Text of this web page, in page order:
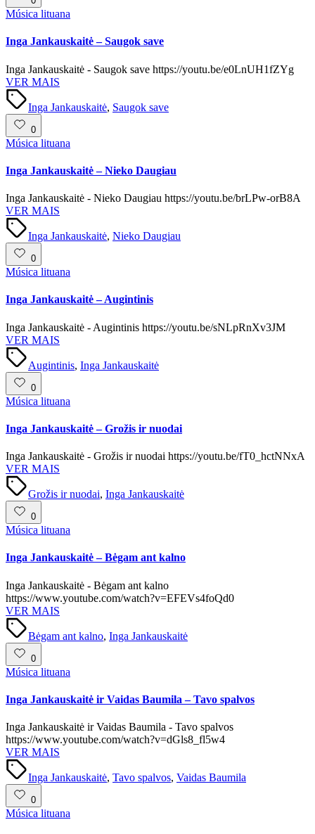
Posted
Música lituana
Inga Jankauskaitė – Saugok save
Inga Jankauskaitė - Saugok save https://youtu.be/e0LnUH1fZYg
VER MAIS
Tags:
Inga Jankauskaitė, Saugok save
0
Posted
Música lituana
Inga Jankauskaitė – Nieko Daugiau
Inga Jankauskaitė - Nieko Daugiau https://youtu.be/brLPw-orB8A
VER MAIS
Tags:
Inga Jankauskaitė, Nieko Daugiau
0
Posted
Música lituana
Inga Jankauskaitė – Augintinis
Inga Jankauskaitė - Augintinis https://youtu.be/sNLpRnXv3JM
VER MAIS
Tags:
Augintinis, Inga Jankauskaitė
0
Posted
Música lituana
Inga Jankauskaitė – Grožis ir nuodai
Inga Jankauskaitė - Grožis ir nuodai https://youtu.be/fT0_hctNNxA
VER MAIS
Tags:
Grožis ir nuodai, Inga Jankauskaitė
0
Posted
Música lituana
Inga Jankauskaitė – Bėgam ant kalno
Inga Jankauskaitė - Bėgam ant kalno
https://www.youtube.com/watch?v=EFEVs4foQd0
VER MAIS
Tags:
Bėgam ant kalno, Inga Jankauskaitė
0
Posted
Música lituana
Inga Jankauskaitė ir Vaidas Baumila – Tavo spalvos
Inga Jankauskaitė ir Vaidas Baumila - Tavo spalvos
https://www.youtube.com/watch?v=dGls8_fl5w4
VER MAIS
Tags:
Inga Jankauskaitė, Tavo spalvos, Vaidas Baumila
0
Posted
Música lituana